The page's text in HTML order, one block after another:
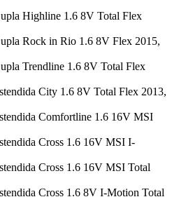
Highline 1.6 8V Total Flex
Rock in Rio 1.6 8V Flex 2015,
Trendline 1.6 8V Total Flex
City 1.6 8V Total Flex 2013,
Comfortline 1.6 16V MSI
Cross 1.6 16V MSI I-
Cross 1.6 16V MSI Total
Cross 1.6 8V I-Motion Total